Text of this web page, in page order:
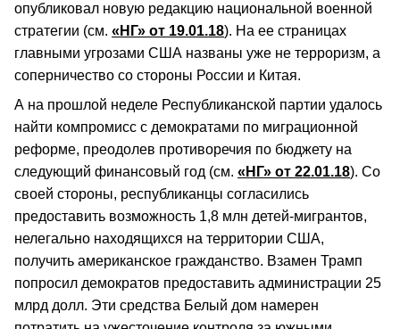
опубликовал новую редакцию национальной военной
стратегии (см. «НГ» от 19.01.18). На ее страницах
главными угрозами США названы уже не терроризм, а
соперничество со стороны России и Китая.
А на прошлой неделе Республиканской партии удалось
найти компромисс с демократами по миграционной
реформе, преодолев противоречия по бюджету на
следующий финансовый год (см. «НГ» от 22.01.18). Со
своей стороны, республиканцы согласились
предоставить возможность 1,8 млн детей-мигрантов,
нелегально находящихся на территории США,
получить американское гражданство. Взамен Трамп
попросил демократов предоставить администрации 25
млрд долл. Эти средства Белый дом намерен